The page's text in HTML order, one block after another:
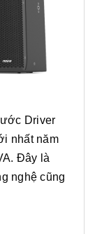
Driver
nhất năm
Đây là
nghệ cũng